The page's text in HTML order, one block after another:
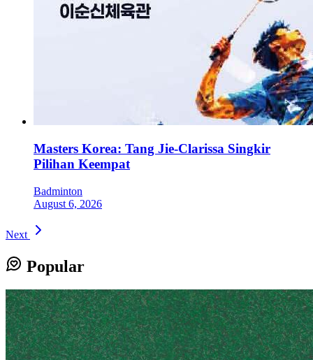
Masters Korea: Tang Jie-Clarissa Singkir
Pilihan Keempat
Badminton
August 6, 2026
Next
Popular